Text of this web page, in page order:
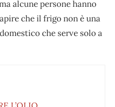
alcune persone hanno
che il frigo non è una
che serve solo a